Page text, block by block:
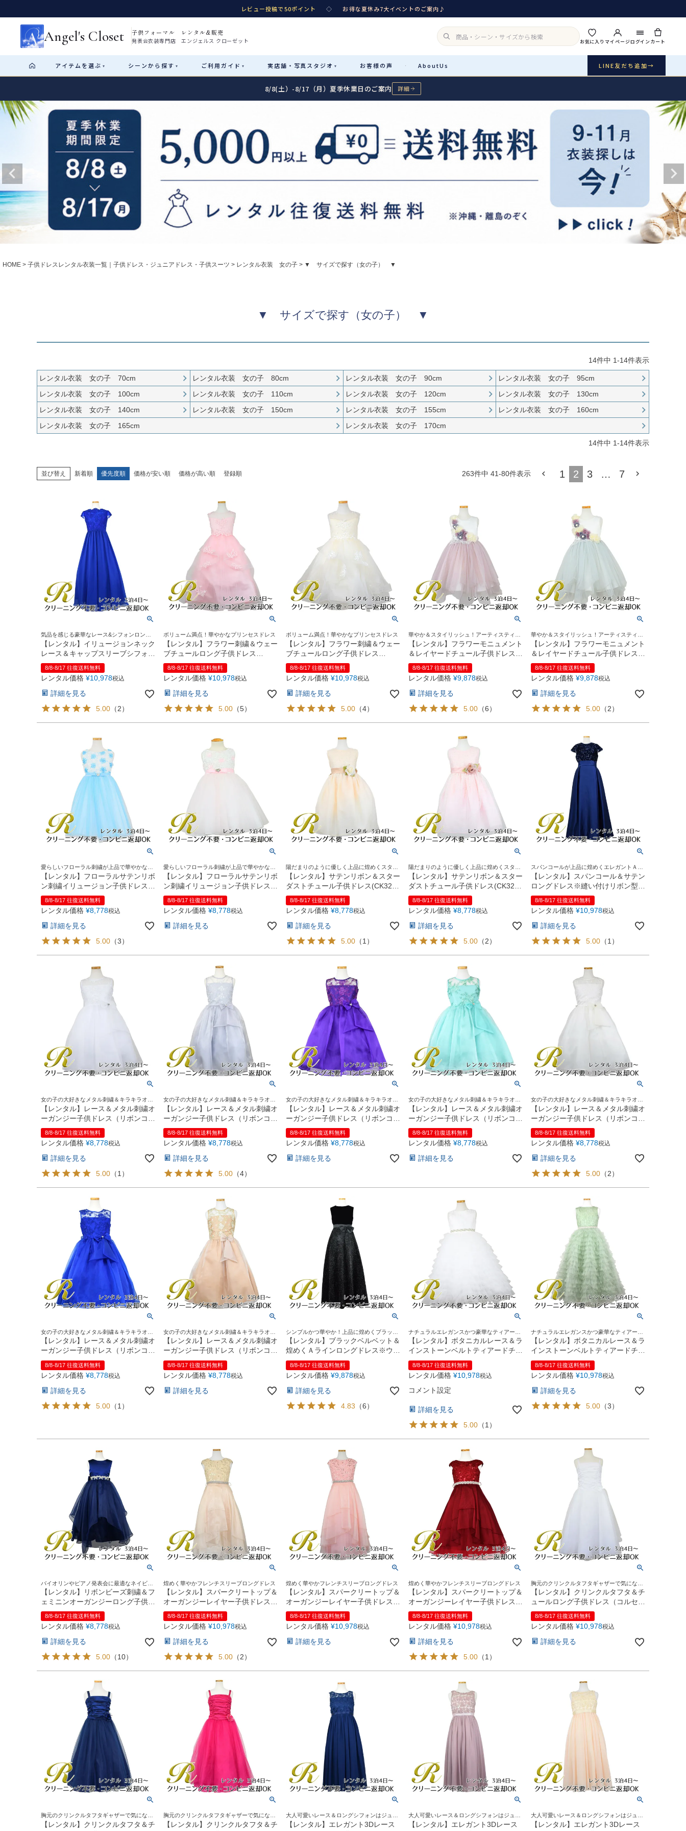
レビュー投稿で50ポイント ◇ お得な夏休み7大イベントのご案内♪
Angel's Closet 子供フォーマル レンタル&販売
発表会衣装専門店 エンジェルス クローゼット お気に入りマイページログインカート
アイテム を選ぶ ▾ シーンから探す ▾ ご利用ガイド ▾ 実店舗・ 写真スタジオ ▾ お客様の声 · AboutUs LINE友だち追加→
カテゴリ詳細 サイズで選ぶ →
レンタル
女の子ドレス 男の子スーツ
シューズ 小物・アクセ
アウター レディース
Sale
音楽雑貨
性別・サイズで絞り込む
Recital & Concours Wedding Graduation & Entrance
Start はじめに
ショップガイド（総合案内）
レンタル・販売の入口
サイズの選び方
測り方と目安
Angel's Closetについて
創業2003年からの想い
04 レンタルのご案内
予約・配送・返却・料金
05 レンタルの流れ
06 あんしんパック
汚れ・キズ・破損の補償
07 販売・共通のご案内
品質・返品・お手入れ
08 送料・お支払い
09
電話・メール・LINE
〒 茨城県土浦市大町14-16-1F
営業 10:00–18:00（完全予約制）
定休 月曜日
店舗を予約する →
Photography
対応 七五三・発表会・記念撮影
予約 Web または お電話
特典 ヘアメイク・着付け
スタジオを予約 →
8/8(土）-8/17（月）夏季休業日のご案内 詳細
HOME 子供ドレスレンタル衣装一覧｜子供ドレス・ジュニアドレス・子供スーツ レンタル衣装 女の子 ▼ サイズで探す（女の子） ▼
▼ サイズで探す（女の子） ▼
14件中 1-14件表示
レンタル衣装 女の子 70cm レンタル衣装 女の子 80cm レンタル衣装 女の子 90cm
レンタル衣装 女の子 95cm
レンタル衣装 女の子 100cm
レンタル衣装 女の子 110cm レンタル衣装 女の子 120cm
レンタル衣装 女の子 130cm
レンタル衣装 女の子 140cm
レンタル衣装 女の子 150cm レンタル衣装 女の子 155cm
レンタル衣装 女の子 160cm
レンタル衣装 女の子 165cm
レンタル衣装 女の子 170cm
14件中 1-14件表示
並び替え 新着順 優先度順 価格が安い順 価格が高い順 登録順 263件中 41-80件表示 1 2 3 … 7
気品を感じる豪華なレース&シフォンロング
ドレス
【レンタル】イリュージョンネック
レース＆キャップスリーブシフォン
ロング子供ドレス(YP158)ロイヤル
ブルー
8/8-8/17 往復送料無料
レンタル価格 ¥10,978税込
詳細を見る
5.00 （2）
ボリューム満点！華やかなプリンセスドレス
【レンタル】フラワー刺繍＆ウェー
ブチュールロング子供ドレス
(YP135)ベビーピンク
8/8-8/17 往復送料無料
レンタル価格 ¥10,978税込
詳細を見る
5.00 （5）
ボリューム満点！華やかなプリンセスドレス
【レンタル】フラワー刺繍＆ウェー
ブチュールロング子供ドレス
(YP135)オフホワイト
8/8-8/17 往復送料無料
レンタル価格 ¥10,978税込
詳細を見る
5.00 （4）
華やか＆スタイリッシュ！アーティスティッ
クなエアリードレス
【レンタル】フラワーモニュメント
＆レイヤードチュール子供ドレス
(YP082)ペールピンク
8/8-8/17 往復送料無料
レンタル価格 ¥9,878税込
詳細を見る
5.00 （6）
華やか＆スタイリッシュ！アーティスティッ
クなエアリードレス
【レンタル】フラワーモニュメント
＆レイヤードチュール子供ドレス
(YP082)ペールブルー
8/8-8/17 往復送料無料
レンタル価格 ¥9,878税込
詳細を見る
5.00 （2）
愛らしいフローラル刺繍が上品で華やかなド
レス♪
【レンタル】フローラルサテンリボ
ン刺繍イリュージョン子供ドレス
(KD365)アクア
8/8-8/17 往復送料無料
レンタル価格 ¥8,778税込
詳細を見る
5.00 （3）
愛らしいフローラル刺繍が上品で華やかなド
レス♪
【レンタル】フローラルサテンリボ
ン刺繍イリュージョン子供ドレス
(KD365)ピンク
8/8-8/17 往復送料無料
レンタル価格 ¥8,778税込
詳細を見る
陽だまりのように優しく上品に煌めくスター
ダストドレス。
【レンタル】サテンリボン＆スター
ダストチュール子供ドレス(CK329)
タープ
8/8-8/17 往復送料無料
レンタル価格 ¥8,778税込
詳細を見る
5.00 （1 ）
陽だまりのように優しく上品に煌めくスター
ダストドレス。
【レンタル】サテンリボン＆スター
ダストチュール子供ドレス(CK329)
ブラッシュピンク
8/8-8/17 往復送料無料
レンタル価格 ¥8,778税込
詳細を見る
5.00 （2）
スパンコールが上品に煌めくエレガントＡラ
インロングドレス
【レンタル】スパンコール＆サテン
ロングドレス※縫い付けリボン型
(YP136A)ネイビー
8/8-8/17 往復送料無料
レンタル価格 ¥10,978税込
詳細を見る
5.00 （1 ）
女の子の大好きなメタル刺繍＆キラキラオー
ガンジーリボンがポイント♪
【レンタル】レース＆メタル刺繍オ
ーガンジー子供ドレス（リボンコサ
ージュ付）(CC2461)ホワイト
8/8-8/17 往復送料無料
レンタル価格 ¥8,778税込
詳細を見る
5.00 （1 ）
女の子の大好きなメタル刺繍＆キラキラオー
ガンジーリボンがポイント♪
【レンタル】レース＆メタル刺繍オ
ーガンジー子供ドレス（リボンコサ
ージュ付）(CC2461)シルバー
8/8-8/17 往復送料無料
レンタル価格 ¥8,778税込
詳細を見る
5.00 （4）
女の子の大好きなメタル刺繍＆キラキラオー
ガンジーリボンがポイント♪
【レンタル】レース＆メタル刺繍オ
ーガンジー子供ドレス（リボンコサ
ージュ付）(CC2461)パープル
8/8-8/17 往復送料無料
レンタル価格 ¥8,778税込
詳細を見る
女の子の大好きなメタル刺繍＆キラキラオー
ガンジーリボンがポイント♪
【レンタル】レース＆メタル刺繍オ
ーガンジー子供ドレス（リボンコサ
ージュ付）(CC2461)ミント
8/8-8/17 往復送料無料
レンタル価格 ¥8,778税込
詳細を見る
女の子の大好きなメタル刺繍＆キラキラオー
ガンジーリボンがポイント♪
【レンタル】レース＆メタル刺繍オ
ーガンジー子供ドレス（リボンコサ
ージュ付）(CC2461)アイボリー
8/8-8/17 往復送料無料
レンタル価格 ¥8,778税込
詳細を見る
5.00 （2）
女の子の大好きなメタル刺繍＆キラキラオー
ガンジーリボンがポイント♪
【レンタル】レース＆メタル刺繍オ
ーガンジー子供ドレス（リボンコサ
ージュ付）(CC2461)ロイヤルブル
ー
8/8-8/17 往復送料無料
レンタル価格 ¥8,778税込
詳細を見る
5.00 （1 ）
女の子の大好きなメタル刺繍＆キラキラオー
ガンジーリボンがポイント♪
【レンタル】レース＆メタル刺繍オ
ーガンジー子供ドレス（リボンコサ
ージュ付）(CC2461)シャンパン
8/8-8/17 往復送料無料
レンタル価格 ¥8,778税込
詳細を見る
シンプルかつ華やか！上品に煌めくブラック
ロングドレス
【レンタル】ブラックベルベット＆
煌めくＡラインロングドレス※ウエ
ストリボン結び型(YP157)ブラック
8/8-8/17 往復送料無料
レンタル価格 ¥9,878税込
詳細を見る
4.83 （6）
ナチュラルエレガンスかつ豪華なティアード
チュールロングドレス
【レンタル】ボタニカルレース＆ラ
インストーンベルトティアードチュ
ール子供ドレス(YP156)ホワイト
8/8-8/17 往復送料無料
レンタル価格 ¥10,978税込
コメント設定
詳細を見る
5.00 （1 ）
ナチュラルエレガンスかつ豪華なティアード
チュールロングドレス
【レンタル】ボタニカルレース＆ラ
インストーンベルトティアードチュ
ール子供ドレス(YP156)セージ
8/8-8/17 往復送料無料
レンタル価格 ¥10,978税込
詳細を見る
5.00 （3）
バイオリンやピアノ発表会に最適なネイビー
ドレス
【レンタル】リボンビーズ刺繍＆フ
ェミニンオーガンジーロング子供ド
レス(YP155)ネイビー
8/8-8/17 往復送料無料
レンタル価格 ¥8,778税込
詳細を見る
5.00 （10）
煌めく華やかフレンチスリーブロングドレス
【レンタル】スパークリートップ＆
オーガンジーレイヤー子供ドレス
(JK3811)タープ
8/8-8/17 往復送料無料
レンタル価格 ¥10,978税込
詳細を見る
5.00 （2）
煌めく華やかフレンチスリーブロングドレス
【レンタル】スパークリートップ＆
オーガンジーレイヤー子供ドレス
(JK3811)ブラッシュピンク
8/8-8/17 往復送料無料
レンタル価格 ¥10,978税込
詳細を見る
煌めく華やかフレンチスリーブロングドレス
【レンタル】スパークリートップ＆
オーガンジーレイヤー子供ドレス
(JK3811)バーガンディー
8/8-8/17 往復送料無料
レンタル価格 ¥10,978税込
詳細を見る
5.00 （1）
胸元のクリンクルタフタギャザーで気になる
お胸元を美しく演出
【レンタル】クリンクルタフタ＆チ
ュールロング子供ドレス（コルセッ
トバック）(CDC4001)ホワイト
8/8-8/17 往復送料無料
レンタル価格 ¥10,978税込
詳細を見る
胸元のクリンクルタフタギャザーで気になる
お胸元を美しく演出
【レンタル】クリンクルタフタ＆チ
胸元のクリンクルタフタギャザーで気になる
お胸元を美しく演出
【レンタル】クリンクルタフタ＆チ
大人可愛いレース＆ロングシフォンはジュニ
ア＆レディースにも人気！
【レンタル】エレガント3Dレース
大人可愛いレース＆ロングシフォンはジュニ
ア＆レディースにも人気！
【レンタル】エレガント3Dレース
大人可愛いレース＆ロングシフォンはジュニ
ア＆レディースにも人気！
【レンタル】エレガント3Dレース